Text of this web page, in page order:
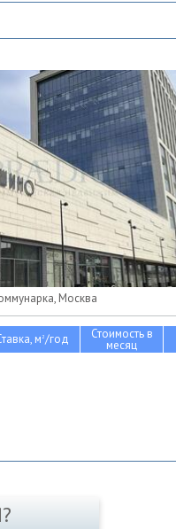
Москва
м2/год Стоимость в
месяц